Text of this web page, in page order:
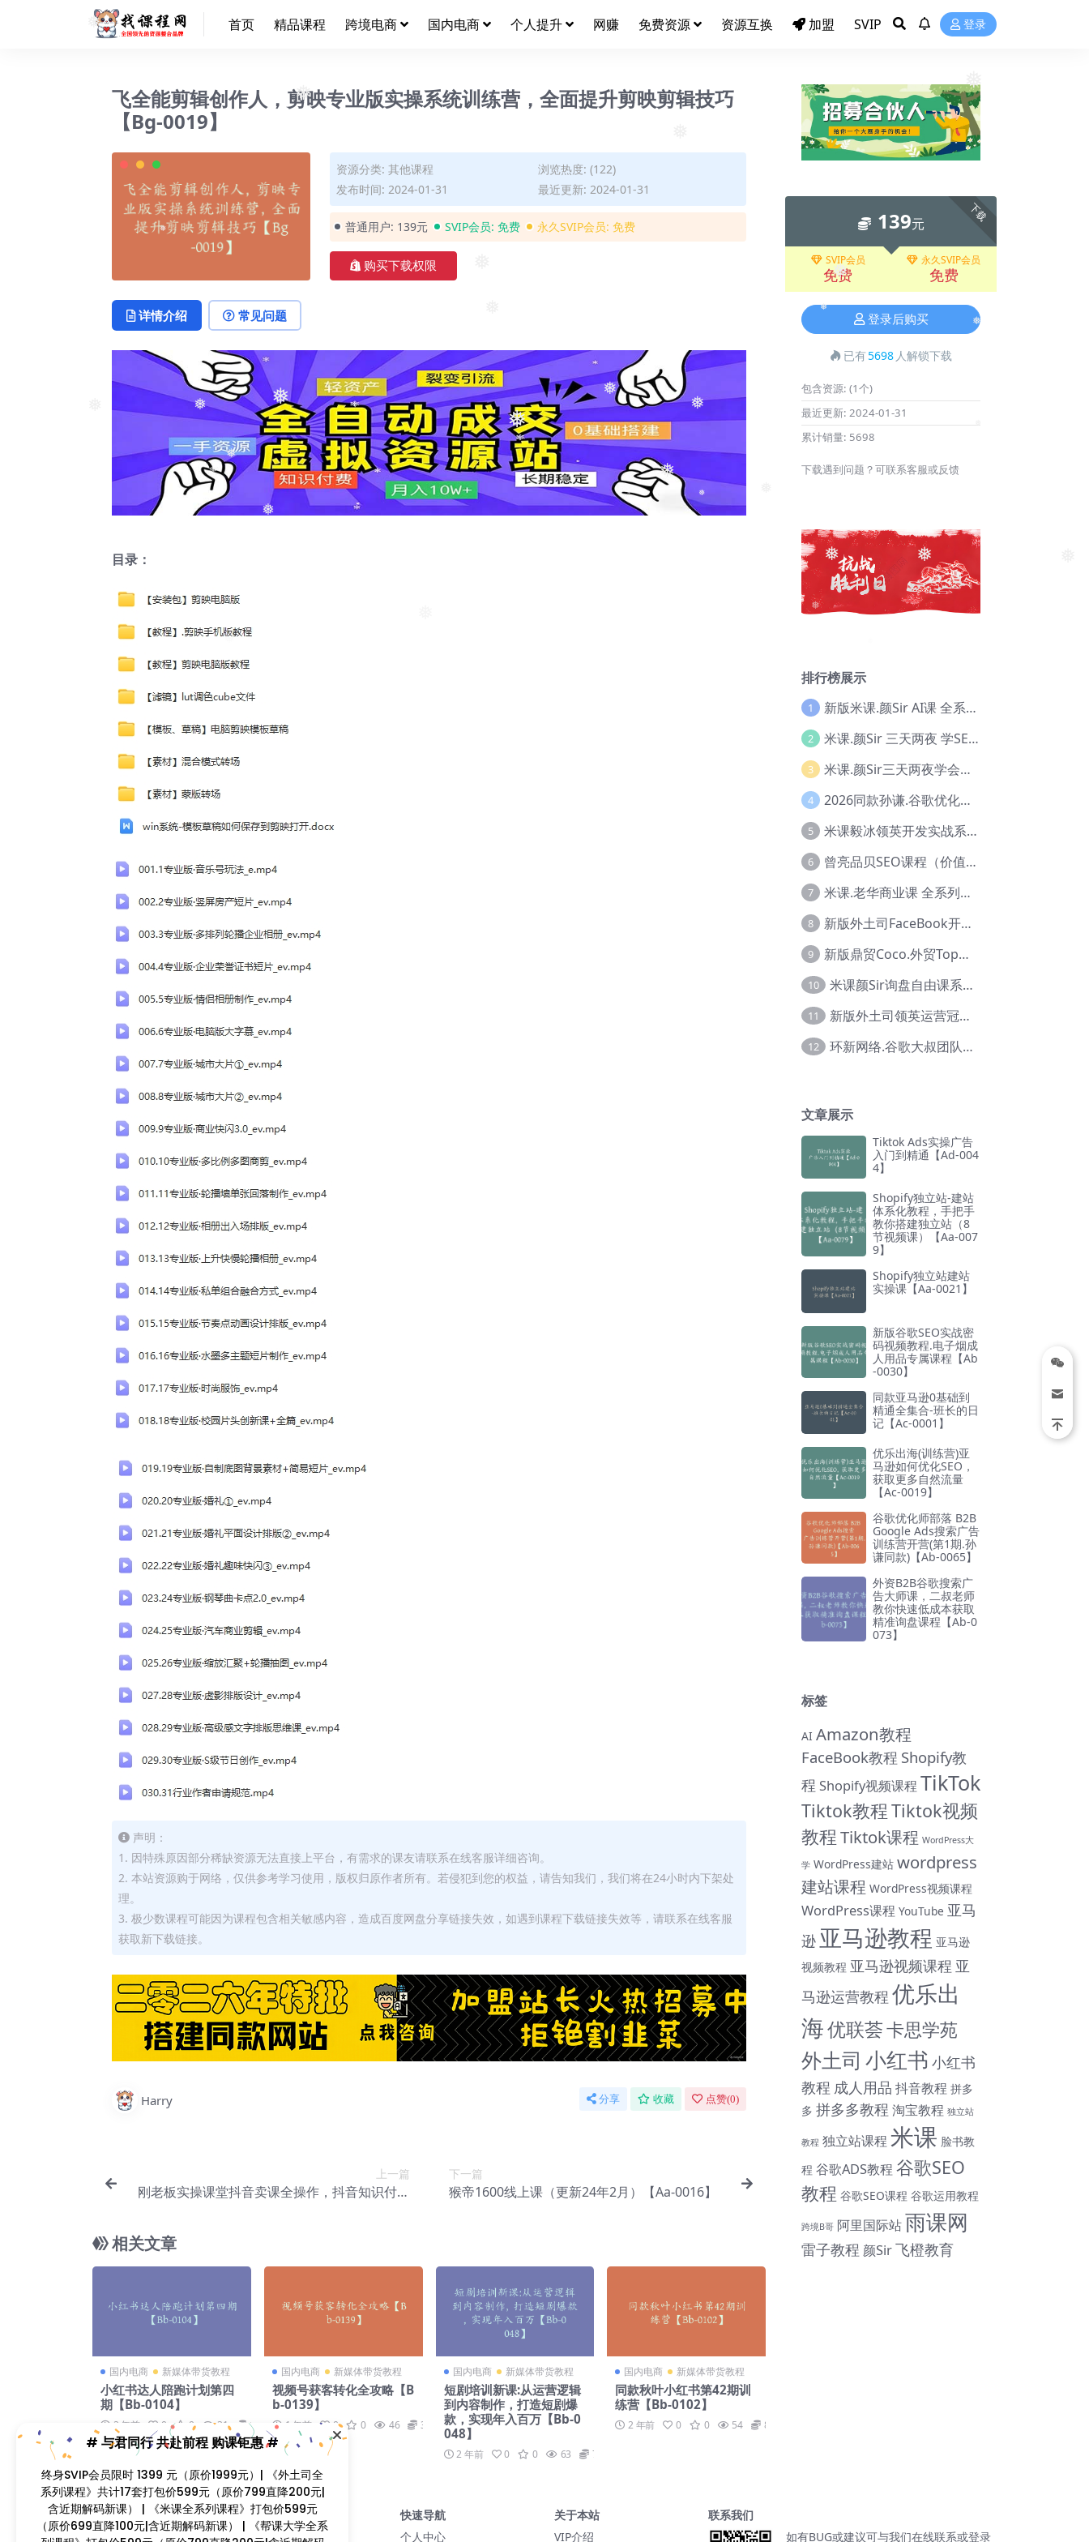
❅
❅ ❅
❅ ❅
❅ ❅
❅
❅
❅
❅
❅
首页 精品课程 跨境电商 国内电商 个人提升 网赚 免费资源 资源互换 加盟 SVIP 登录
飞全能剪辑创作人，剪映专业版实操系统训练营，全面​提升剪映剪辑技巧
【Bg-0019】
资源分类: 其他课程
浏览热度: (122)
发布时间: 2024-01-31
最近更新: 2024-01-31
普通用户: 139元 SVIP会员: 免费 永久SVIP会员: 免费
购买下载权限
详情介绍 常见问题
目录：
声明：
1. 因特殊原因部分稀缺资源无法直接上平台，有需求的课友请联系在线客服详细咨询。
2. 本站资源购于网络，仅供参考学习使用，版权归原作者所有。若侵犯到您的权益，请告知我们，我们将在24小时内下架处
理。
3. 极少数课程可能因为课程包含相关敏感内容，造成百度网盘分享链接失效，如遇到课程下载链接失效等，请联系在线客服
获取新下载链接。
Harry 分享 收藏 点赞(0)
上一篇
刚老板实操课堂抖音卖课全操作，抖音知识付费
下一篇
猴帝1600线上课（更新24年2月）【Aa-0016】
相关文章
国内电商 新媒体带货教程
小红书达人陪跑计划第四
期【Bb-0104】
2 年前 0 0 31 69
国内电商 新媒体带货教程
视频号获客转化全攻略【B
b-0139】
1 年前 0 0 46 39
国内电商 新媒体带货教程
短剧培训新课:从运营逻辑
到内容制作，打造短剧爆
款，实现年入百万【Bb-0
048】
2 年前 0 0 63 79
国内电商 新媒体带货教程
同款秋叶小红书第42期训
练营【Bb-0102】
2 年前 0 0 54 89
下载
139元
SVIP会员
免费
永久SVIP会员
免费
登录后购买
已有5698 人解锁下载
包含资源: (1个)
最近更新: 2024-01-31
累计销量: 5698
下载遇到问题？可联系客服或反馈
排行榜展示
1 新版米课.颜Sir AI课 全系列实战教程，价值9800，跨境首选！【Ag-0052】
2 米课.颜Sir 三天两夜 学SEO系列教程，价值9600元，跨境人都在学 【Ag-0056】
3 米课.颜Sir三天两夜学会建站，价值6900，MI课甄选课程 【Ag-0055】
4 2026同款孙谦.谷歌优化师部落内部VIP实战教程|价值4999元全网独家解码（官方报名版本）【@034】
5 米课毅冰领英开发实战系列教程，价值3980，跨境必选【Ag-0049】
6 曾亮品贝SEO课程（价值：9800）品贝全系列教程 【Ab-0022】
7 米课.老华商业课 全系列实战教程，跨境电商必学，价值16900元【Ag-0053】
8 新版外土司FaceBook开发冠军全系列教程【Ab-0021】
9 新版鼎贸Coco.外贸Top业务课 (圈内首次独家解码|460节课)【Ag-0091】
10 米课颜Sir询盘自由课系列视频教程【Ag-0020】
11 新版外土司领英运营冠军【Ag-0047】
12 环新网络.谷歌大叔团队谷歌SEO实战教程【Ab-0024】
文章展示
Tiktok Ads实操广告
入门到精通【Ad-004
4】
Shopify独立站-建站
体系化教程，手把手
教你搭建独立站（8
节视频课）【Aa-007
9】
Shopify独立站建站
实操课【Aa-0021】
新版谷歌SEO实战密
码视频教程.电子烟成
人用品专属课程【Ab
-0030】
同款亚马逊0基础到
精通全集合-班长的日
记【Ac-0001】
优乐出海(训练营)亚
马逊如何优化SEO，
获取更多自然流量
【Ac-0019】
谷歌优化师部落 B2B
Google Ads搜索广告
训练营开营(第1期.孙
谦同款)【Ab-0065】
外资B2B谷歌搜索广
告大师课，二叔老师
教你快速低成本获取
精准询盘课程【Ab-0
073】
标签
AI Amazon教程
FaceBook教程 Shopify教
程 Shopify视频课程 TikTok
Tiktok教程Tiktok视频
教程Tiktok课程 WordPress大
学 WordPress建站 wordpress
建站课程 WordPress视频课程
WordPress课程 YouTube 亚马
逊 亚马逊教程 亚马逊
视频教程 亚马逊视频课程 亚
马逊运营教程 优乐出
海优联荟卡思学苑
外土司 小红书 小红书
教程 成人用品 抖音教程 拼多
多 拼多多教程 淘宝教程 独立站
教程 独立站课程 米课 脸书教
程 谷歌ADS教程 谷歌SEO
教程 谷歌SEO课程 谷歌运用教程
跨境B哥 阿里国际站雨课网
雷子教程 颜Sir飞橙教育
快速导航
个人中心
关于本站
VIP介绍
联系我们
如有BUG或建议可与我们在线联系或登录
# 与君同行 共赴前程 购课钜惠 #
终身SVIP会员限时 1399 元（原价1999元）| 《外土司全
系列课程》共计17套打包价599元（原价799直降200元|
含近期解码新课） | 《米课全系列课程》打包价599元
（原价699直降100元|含近期解码新课） | 《帮课大学全系